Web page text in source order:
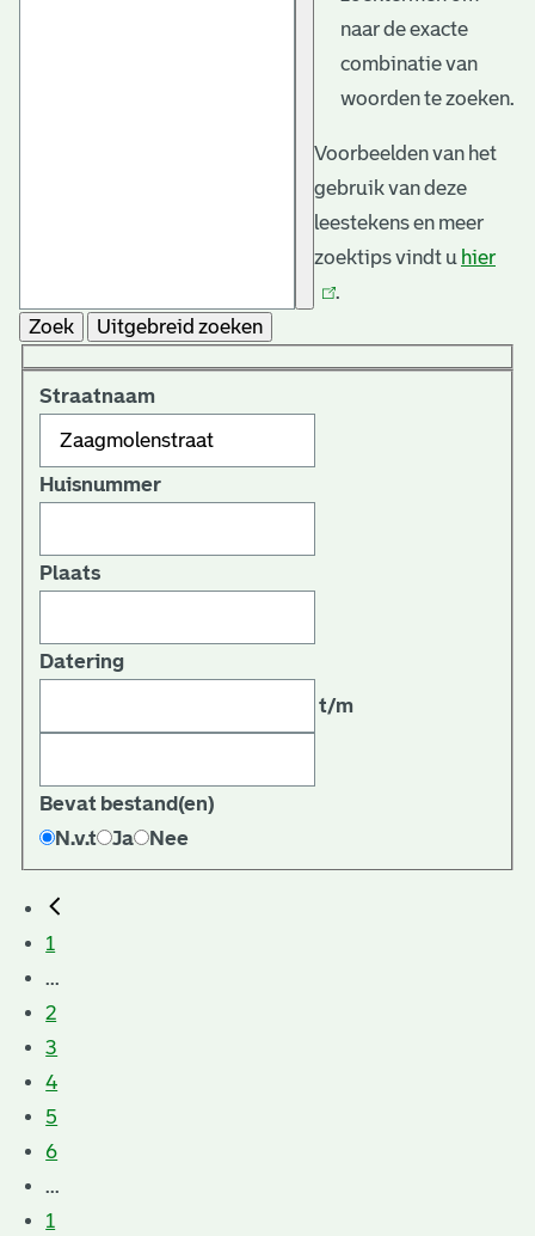
naar de exacte
combinatie van
woorden te zoeken.
Voorbeelden van het
gebruik van deze
leestekens en meer
zoektips vindt u hier
.
Zoek
Uitgebreid zoeken
Straatnaam
Huisnummer
Plaats
Datering
t/m
Bevat bestand(en)
N.v.t
Ja Nee
1
...
2
3
4
5
6
...
1